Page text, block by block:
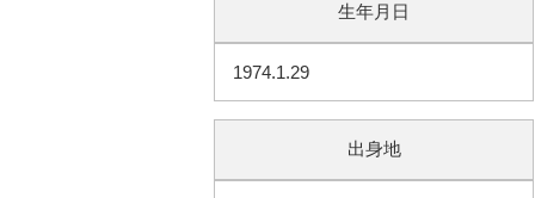
生年月日
1974.1.29
出身地